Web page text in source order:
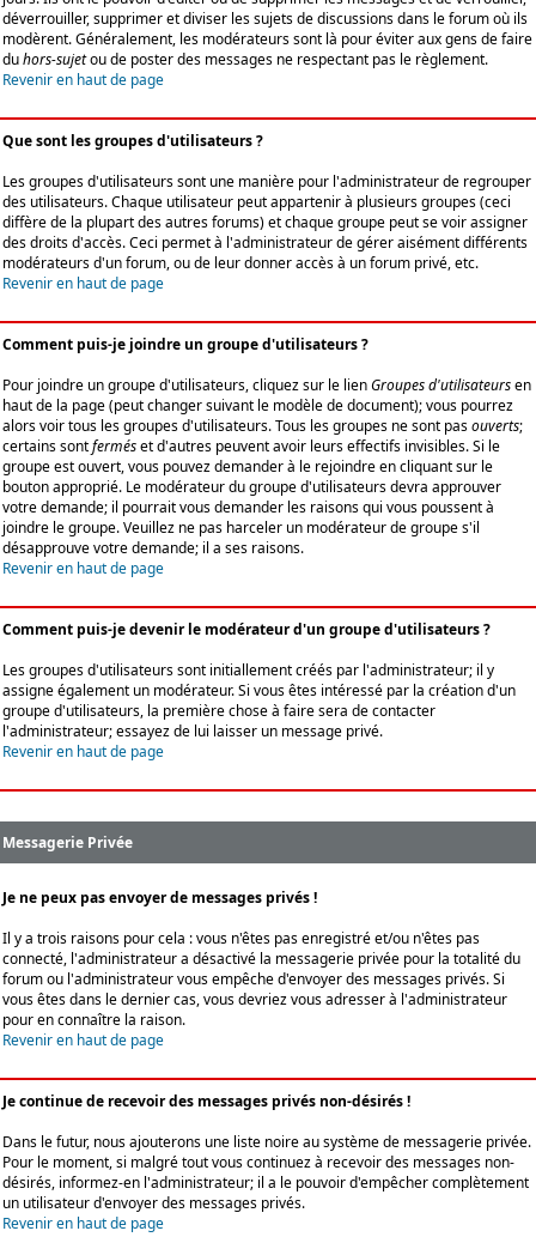
déverrouiller, supprimer et diviser les sujets de discussions dans le forum où ils
modèrent. Généralement, les modérateurs sont là pour éviter aux gens de faire
duhors-sujetou de poster des messages ne respectant pas le règlement.
Revenir en haut de page
Que sont les groupes d'utilisateurs ?
Les groupes d'utilisateurs sont une manière pour l'administrateur de regrouper
des utilisateurs. Chaque utilisateur peut appartenir à plusieurs groupes (ceci
diffère de la plupart des autres forums) et chaque groupe peut se voir assigner
des droits d'accès. Ceci permet à l'administrateur de gérer aisément différents
modérateurs d'un forum, ou de leur donner accès à un forum privé, etc.
Revenir en haut de page
Comment puis-je joindre un groupe d'utilisateurs ?
Pour joindre un groupe d'utilisateurs, cliquez sur le lienGroupes d'utilisateursen
haut de la page (peut changer suivant le modèle de document); vous pourrez
alors voir tous les groupes d'utilisateurs. Tous les groupes ne sont pasouverts;
certains sontferméset d'autres peuvent avoir leurs effectifs invisibles. Si le
groupe est ouvert, vous pouvez demander à le rejoindre en cliquant sur le
bouton approprié. Le modérateur du groupe d'utilisateurs devra approuver
votre demande; il pourrait vous demander les raisons qui vous poussent à
joindre le groupe. Veuillez ne pas harceler un modérateur de groupe s'il
désapprouve votre demande; il a ses raisons.
Revenir en haut de page
Comment puis-je devenir le modérateur d'un groupe d'utilisateurs ?
Les groupes d'utilisateurs sont initiallement créés par l'administrateur; il y
assigne également un modérateur. Si vous êtes intéressé par la création d'un
groupe d'utilisateurs, la première chose à faire sera de contacter
l'administrateur; essayez de lui laisser un message privé.
Revenir en haut de page
Messagerie Privée
Je ne peux pas envoyer de messages privés !
Il y a trois raisons pour cela : vous n'êtes pas enregistré et/ou n'êtes pas
connecté, l'administrateur a désactivé la messagerie privée pour la totalité du
forum ou l'administrateur vous empêche d'envoyer des messages privés. Si
vous êtes dans le dernier cas, vous devriez vous adresser à l'administrateur
pour en connaître la raison.
Revenir en haut de page
Je continue de recevoir des messages privés non-désirés !
Dans le futur, nous ajouterons une liste noire au système de messagerie privée.
Pour le moment, si malgré tout vous continuez à recevoir des messages non-
désirés, informez-en l'administrateur; il a le pouvoir d'empêcher complètement
un utilisateur d'envoyer des messages privés.
Revenir en haut de page